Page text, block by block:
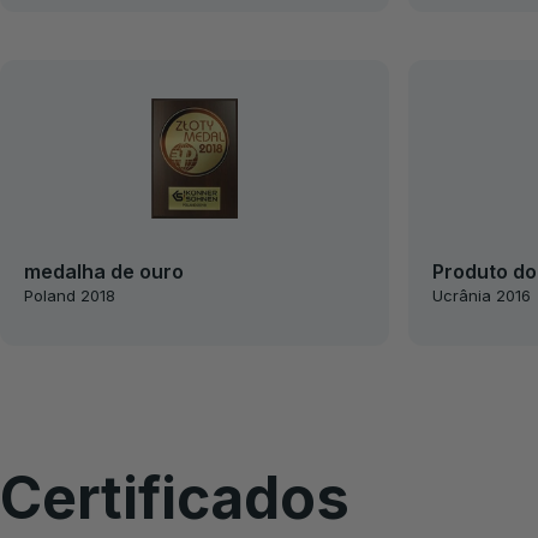
medalha de ouro
Poland 2018
Produto
Ucrânia 2016
Certificados